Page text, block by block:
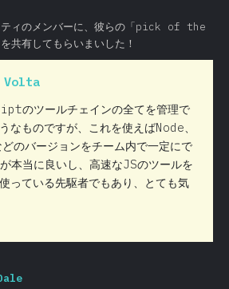
ィのメンバーに、彼らの「pick of the
共有してもらいまいした！
Volta
ツールチェインの全てを管理で
なものですが、これを使えばNode、
のバージョンをチーム内で一定にで
本当に良いし、高速なJSのツールを
っている先駆者でもあり、とても気